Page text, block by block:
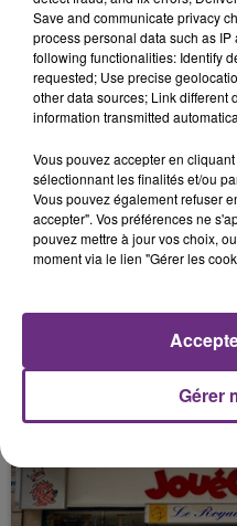
FIL D'ACTU
11h37
LA CENTRALE
TOUJOURS À L'ARRÊT
Cela fait déjà une
présente.
Save and communicate privacy
process personal data such as
following functionalities: Identify
requested; Use precise
other data sources; Link different
information transmitted
Vous pouvez accepter en
sélectionnant les finalités et/ou
Vous pouvez également refuser
accepter". Vos préférences ne
pouvez mettre à jour vos choix,
moment via le lien "Gérer les
Gérer